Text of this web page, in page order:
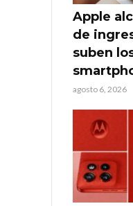
Apple
de
suben
agosto 6, 2026